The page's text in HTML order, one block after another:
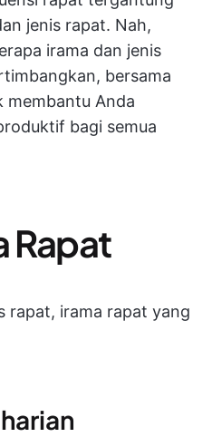
jenis rapat. Nah,
irama dan jenis
bersama
membantu Anda
bagi semua
Rapat
rapat, irama rapat yang